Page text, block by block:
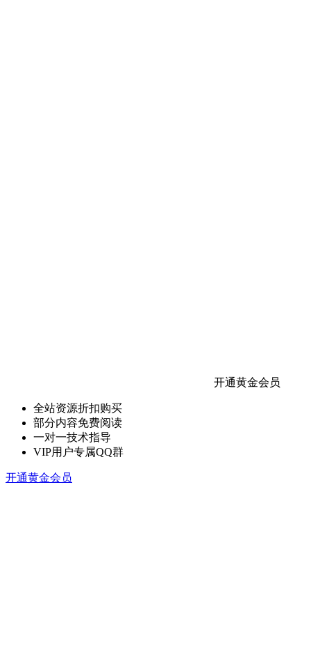
开通黄金会员
全站资源折扣购买
部分内容免费阅读
一对一技术指导
VIP用户专属QQ群
开通黄金会员